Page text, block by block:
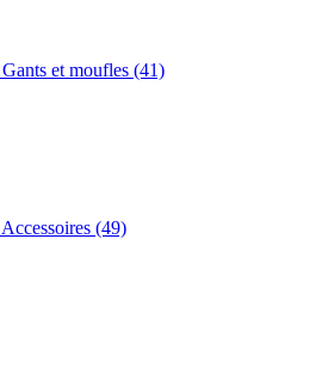
Gants et moufles (41)
Accessoires (49)